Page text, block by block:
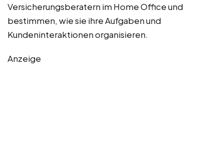
Versicherungsberatern im Home Office und
bestimmen, wie sie ihre Aufgaben und
Kundeninteraktionen organisieren.
Anzeige